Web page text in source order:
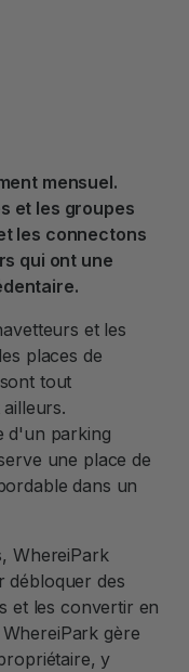
mensuel.
et les groupes
les connectons
qui ont une
et les
places de
tout
d'un parking
une place de
dans un
WhereiPark
débloquer des
et les convertir en
gère
y